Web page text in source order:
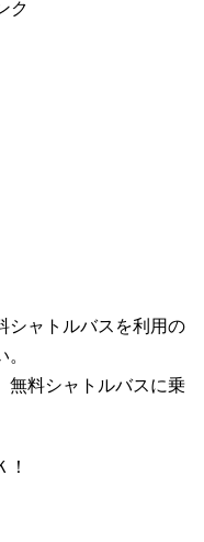
ク
シャトルバスを利用の
無料シャトルバスに乗